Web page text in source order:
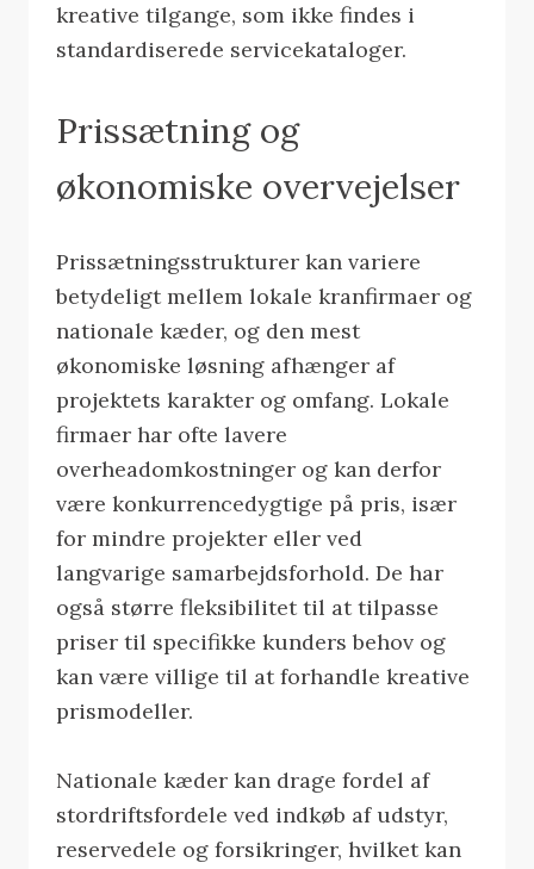
kreative tilgange, som ikke findes i
standardiserede servicekataloger.
Prissætning og
økonomiske overvejelser
Prissætningsstrukturer kan variere
betydeligt mellem lokale kranfirmaer og
nationale kæder, og den mest
økonomiske løsning afhænger af
projektets karakter og omfang. Lokale
firmaer har ofte lavere
overheadomkostninger og kan derfor
være konkurrencedygtige på pris, især
for mindre projekter eller ved
langvarige samarbejdsforhold. De har
også større fleksibilitet til at tilpasse
priser til specifikke kunders behov og
kan være villige til at forhandle kreative
prismodeller.
Nationale kæder kan drage fordel af
stordriftsfordele ved indkøb af udstyr,
reservedele og forsikringer, hvilket kan